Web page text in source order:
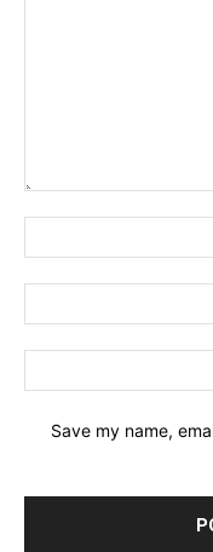
Save my name,